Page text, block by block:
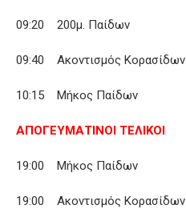
09:20 200μ. Παίδων
09:40 Ακοντισμός Κορασίδων
10:15 Μήκος Παίδων
ΑΠΟΓΕΥΜΑΤΙΝΟΙ ΤΕΛΙΚΟΙ
19:00 Μήκος Παίδων
19:00 Ακοντισμός Κορασίδων